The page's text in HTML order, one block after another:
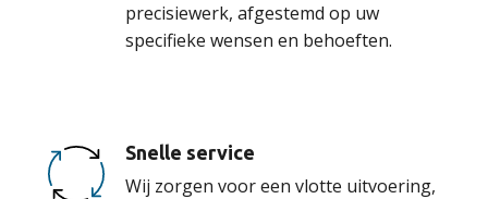
precisiewerk, afgestemd op uw
specifieke wensen en behoeften.
Snelle service
Wij zorgen voor een vlotte uitvoering,